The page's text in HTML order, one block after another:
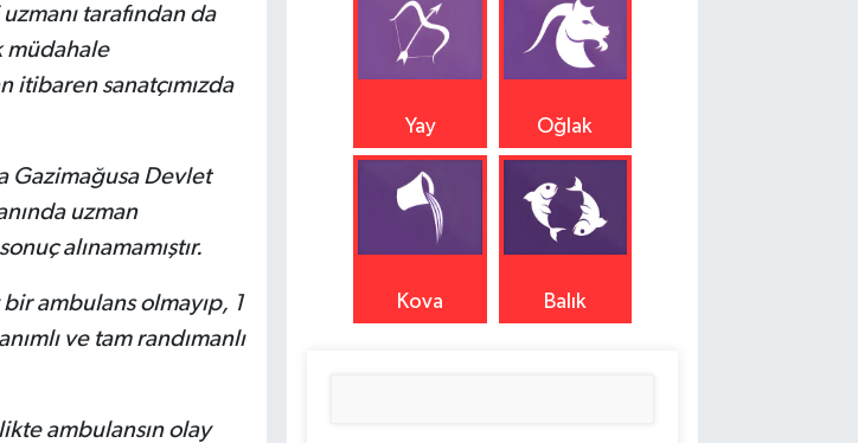
tarafından da
müdahale
sanatçımızda
Gazimağusa Devlet
uzman
alınamamıştır.
ambulans olmayıp, 1
ve tam randımanlı
ambulansın olay
Yay Oğlak
Kova Balık